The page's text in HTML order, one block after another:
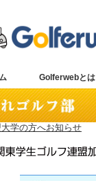
Golferwebとは
学の方へお知らせ